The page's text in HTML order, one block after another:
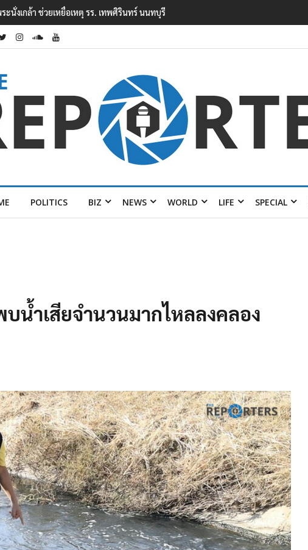
หตุยิงในโรงเรียนเทพศิรินทร์ นนทบุรี พบเด็กก่อ
POLITICS BIZ NEWS WORLD LIFE SPECIAL
น้ำเสียจำนวนมากไหลลงคลอง